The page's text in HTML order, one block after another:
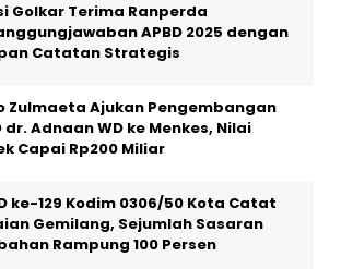
Golkar Terima Ranperda
APBD 2025 dengan
Catatan Strategis
Zulmaeta Ajukan Pengembangan
dr. Adnaan WD ke Menkes, Nilai
Capai Rp200 Miliar
ke-129 Kodim 0306/50 Kota Catat
Gemilang, Sejumlah Sasaran
Rampung 100 Persen